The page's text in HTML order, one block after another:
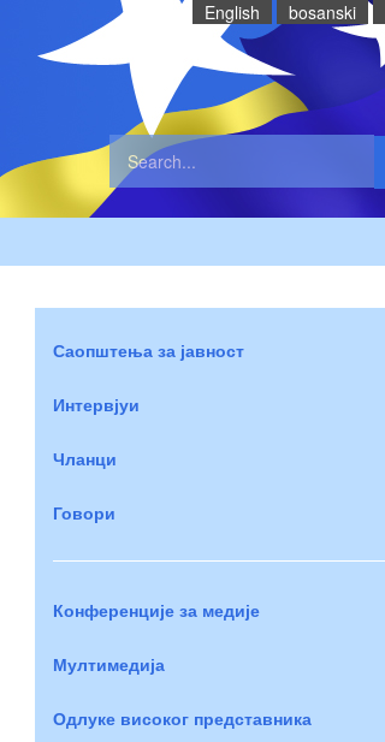
English bosanski
Саопштења за јавност
Интервјуи
Чланци
Говори
Конференције за медије
Мултимедија
Одлуке високог представника